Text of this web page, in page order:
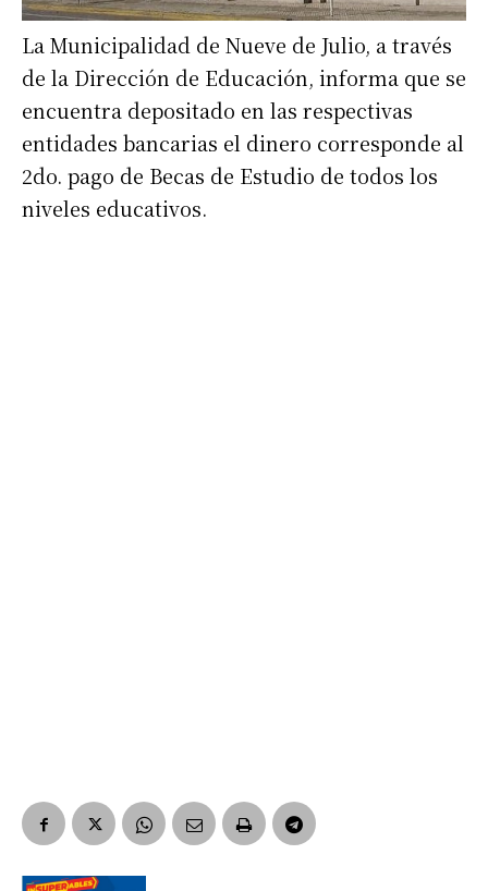
Suscribirme gratis
La Municipalidad de Nueve de Julio, a través
de la Dirección de Educación, informa que se
encuentra depositado en las respectivas
entidades bancarias el dinero corresponde al
2do. pago de Becas de Estudio de todos los
niveles educativos.